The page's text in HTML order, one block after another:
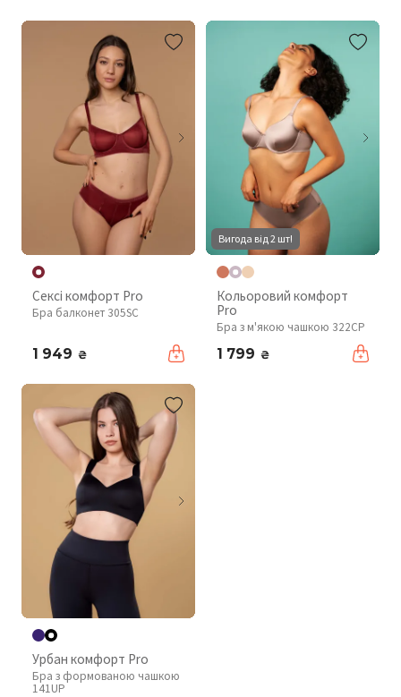
Сексі комфорт Pro
Бра балконет 305SC
1 949 ₴
Вигода від 2 шт!
Кольоровий комфорт
Pro
Бра з м'якою чашкою 322CP
1 799 ₴
Урбан комфорт Pro
Бра з формованою чашкою
141UP